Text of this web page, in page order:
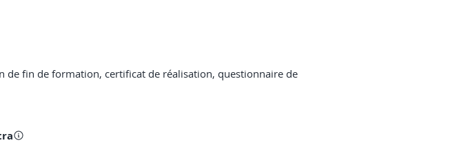
de fin de formation, certificat de réalisation, questionnaire de